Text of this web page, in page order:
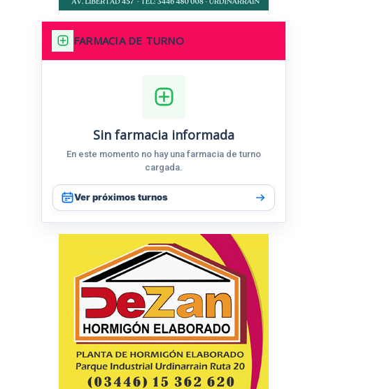
FARMACIA DE TURNO
Sin farmacia informada
En este momento no hay una farmacia de turno
cargada.
Ver próximos turnos